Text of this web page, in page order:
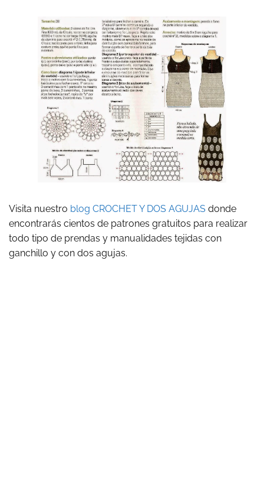
Visita nuestro blog CROCHET Y DOS AGUJAS donde
encontrarás cientos de patrones gratuitos para realizar
todo tipo de prendas y manualidades tejidas con
ganchillo y con dos agujas.